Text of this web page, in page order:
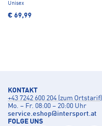
Unisex
€ 69,99
KONTAKT
+43 7242 600 204 (zum Ortstarif)
Mo. – Fr. 08:00 – 20:00 Uhr
service.eshop@intersport.at
FOLGE UNS